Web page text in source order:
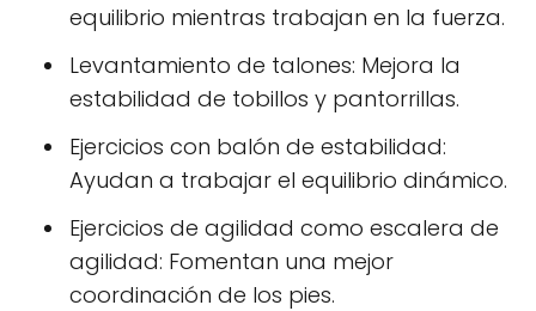
equilibrio mientras trabajan en la fuerza.
Levantamiento de talones: Mejora la
estabilidad de tobillos y pantorrillas.
Ejercicios con balón de estabilidad:
Ayudan a trabajar el equilibrio dinámico.
Ejercicios de agilidad como escalera de
agilidad: Fomentan una mejor
coordinación de los pies.